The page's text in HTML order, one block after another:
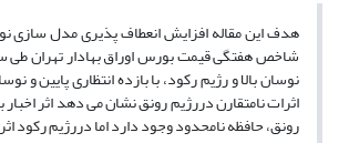
هدف این مقاله افزایش انعطاف پذیری مدل سازی
نوسان بالا و رژیم رکود، با بازده انتظاری
اثرات نامتقارن دررژیم رونق نشان می دهد اثر
رونق، حافظه نامحدود وجود دارد اما دررژیم رکود